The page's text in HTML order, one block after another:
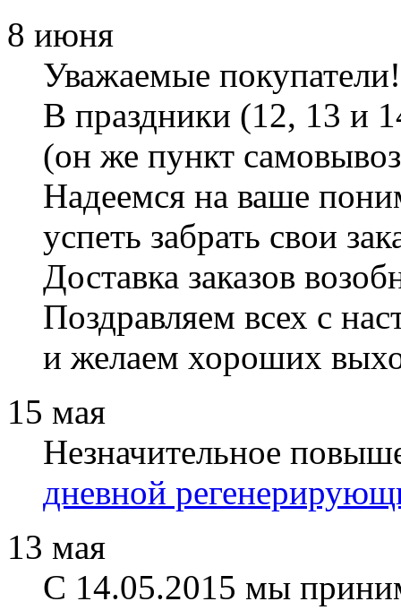
8 июня
Уважаемые покупатели!
В праздники (12, 13 и
(он же пункт
Надеемся на ваше
успеть забрать свои
Доставка заказов
Поздравляем всех с
и желаем хороших
15 мая
Незначительное
дневной
13 мая
С 14.05.2015 мы